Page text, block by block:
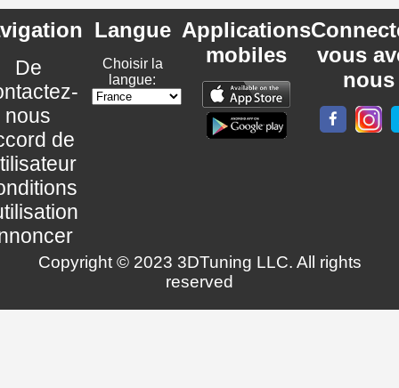
De
nous
de
Langue
Choisir la
langue:
Applications
mobiles
vous
nous
Copyright © 2023 3DTuning LLC. All rights
reserved